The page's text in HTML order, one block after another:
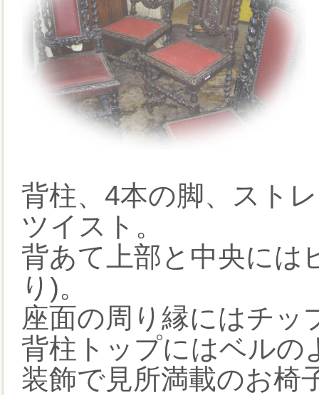
背柱、4本の脚、スト
ツイスト。
背あて上部と中央には
り)。
座面の周り縁にはチッ
背柱トップにはベルの
装飾で見所満載のお椅